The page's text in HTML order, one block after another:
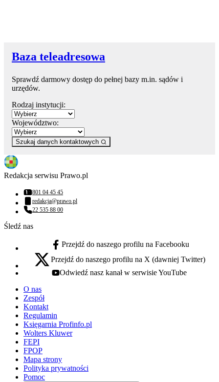
Baza teleadresowa
Sprawdź darmowy dostęp do pełnej bazy m.in. sądów i
urzędów.
Rodzaj instytucji:
Województwo:
Szukaj danych kontaktowych
Redakcja serwisu Prawo.pl
Numer telefonu:
801 04 45 45
Adres email:
redakcja@prawo.pl
Numer telefonu:
22 535 88 00
Śledź nas
facebook - otwiera się w nowej karcie
Przejdź do naszego profilu na Facebooku
x - otwiera się w nowej karcie
Przejdź do naszego profilu na X (dawniej Twitter)
youtube - otwiera się w nowej karcie
Odwiedź nasz kanał w serwisie YouTube
O nas
Zespół
Kontakt
Regulamin
Księgarnia Profinfo.pl
Wolters Kluwer
FEPI
FPOP
Mapa strony
Polityka prywatności
Pomoc